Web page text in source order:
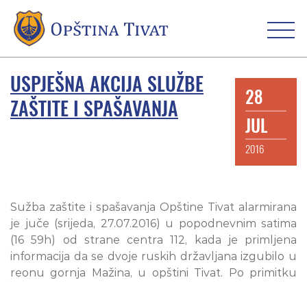
USPJEŠNA AKCIJA SLUŽBE
ZAŠTITE I SPAŠAVANJA
28
JUL
2016
Sužba zaštite i spašavanja Opštine Tivat alarmirana
je juče (srijeda, 27.07.2016) u popodnevnim satima
(16 59h) od strane centra 112, kada je primljena
informacija da se dvoje ruskih državljana izgubilo u
reonu gornja Mažina, u opštini Tivat. Po primitku